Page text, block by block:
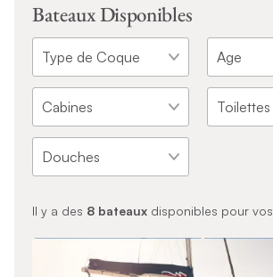
Bateaux Disponibles
Il y a des 8bateauxdisponibles pour